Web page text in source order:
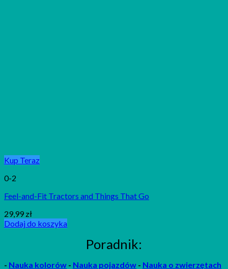
Kup Teraz
0-2
Feel-and-Fit Tractors and Things That Go
29,99 zł
Dodaj do koszyka
Poradnik:
- Nauka kolorów - Nauka pojazdów - Nauka o zwierzętach